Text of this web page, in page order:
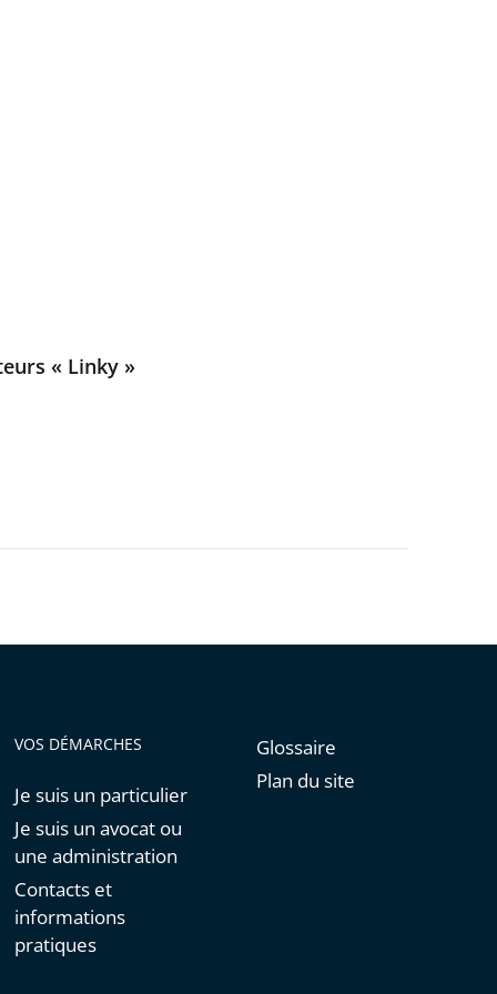
« Linky »
VOS DÉMARCHES
Je suis un particulier
Je suis un avocat ou
une administration
Contacts et
informations
pratiques
Glossaire
Plan du site